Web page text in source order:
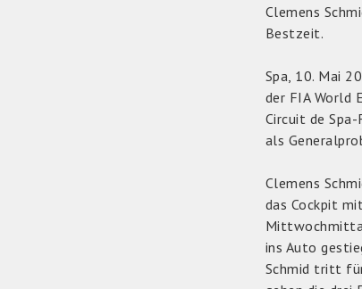
Clemens
Bestzeit.
Spa, 10. Mai
der FIA World
Circuit de
als
Clemens
das Cockpit
ins Auto
Schmid tritt für